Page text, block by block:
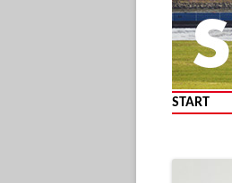
START